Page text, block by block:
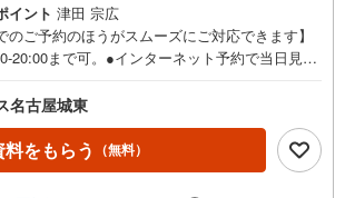
イント 津田 宗広
のご予約のほうがスムーズにご対応できます】
20:00まで可。●インターネット予約で当日見学
4日以内をご希望の方は「ご要望・ご質問欄」
をご記入ください！《東宝ハウス名古屋城東の
スタッフ一同、すべてのお客様に対して、自分
の良い友人に対するときと同じ気持ちで接客さ
名古屋城東
料をもらう （無料）